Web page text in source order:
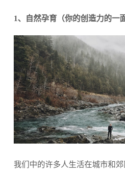
1、自然孕育（你的创造力的一面
我们中的许多人生活在城市和